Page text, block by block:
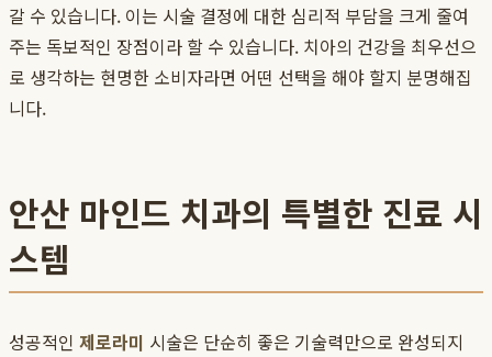
갈 수 있습니다. 이는 시술 결정에 대한 심리적 부담을 크게 줄여
주는 독보적인 장점이라 할 수 있습니다. 치아의 건강을 최우선으
로 생각하는 현명한 소비자라면 어떤 선택을 해야 할지 분명해집
니다.
안산 마인드 치과의 특별한 진료 시
스템
성공적인 제로라미 시술은 단순히 좋은 기술력만으로 완성되지